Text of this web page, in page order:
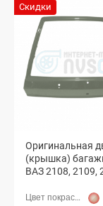
Скидки
Оригинальная
(крышка)
ВАЗ 2108, 2109,
(Нефертити 270)